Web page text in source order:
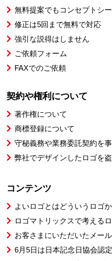
無料提案でもコンセプトシ
修正は5回まで無料で対応
強引な説得はしません
ご依頼フォーム
FAXでのご依頼
契約や権利について
著作権について
商標登録について
守秘義務や業務委託契約を
弊社でデザインしたロゴを
コンテンツ
よいロゴとはどういうロゴか
ロゴマトリックスで考える
お客さまにいただいたメー
6月5日は日本記念日協会認